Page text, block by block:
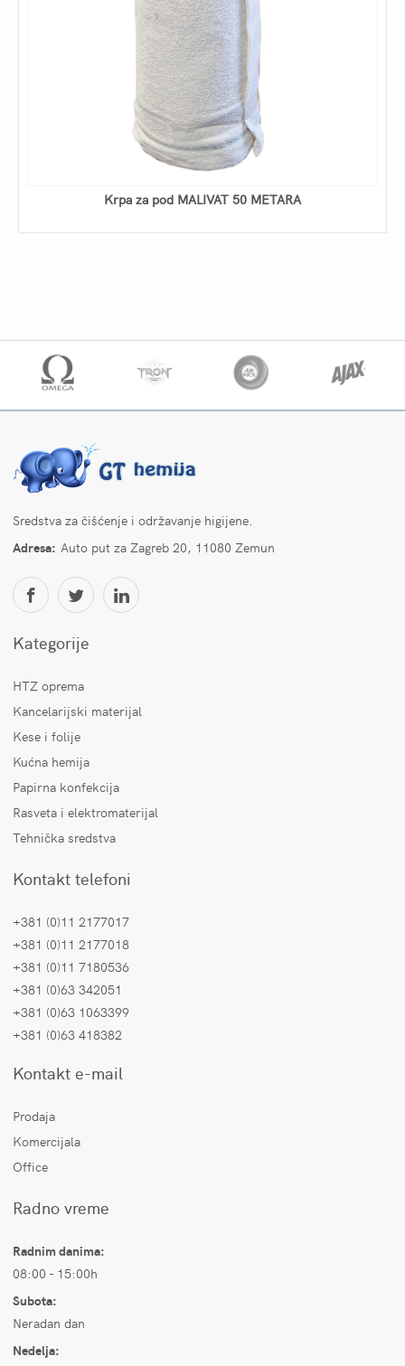
Krpa za pod MALIVAT 50 METARA
Sredstva za čišćenje i održavanje higijene.
Adresa: Auto put za Zagreb 20, 11080 Zemun
Kategorije
HTZ oprema
Kancelarijski materijal
Kese i folije
Kućna hemija
Papirna konfekcija
Rasveta i elektromaterijal
Tehnička sredstva
Kontakt telefoni
+381 (0)11 2177017
+381 (0)11 2177018
+381 (0)11 7180536
+381 (0)63 342051
+381 (0)63 1063399
+381 (0)63 418382
Kontakt e-mail
Prodaja
Komercijala
Office
Radno vreme
Radnim danima:
08:00 - 15:00h
Subota:
Neradan dan
Nedelja: